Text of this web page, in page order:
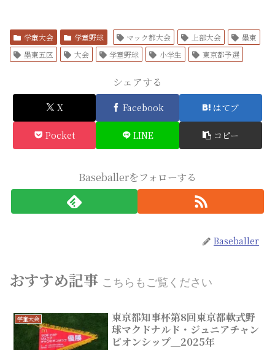
学童大会 学童野球 マック都大会 上部大会
墨東
墨東五区
大会 学童野球 小学生 東京都予選
シェアする
X Facebook はてブ
Pocket LINE コピー
Baseballerをフォローする
Baseballer
おすすめ記事 こちらもご覧ください
学童大会
東京都知事杯第8回東京都軟式野
球マクドナルド・ジュニアチャン
ピオンシップ＿2025年